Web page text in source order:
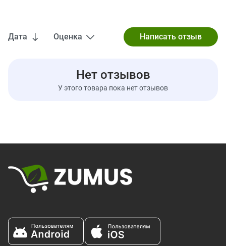
Всего жиров
14%
0 г
Дата Оценка
Нет отзывов
У этого товара пока нет отзывов